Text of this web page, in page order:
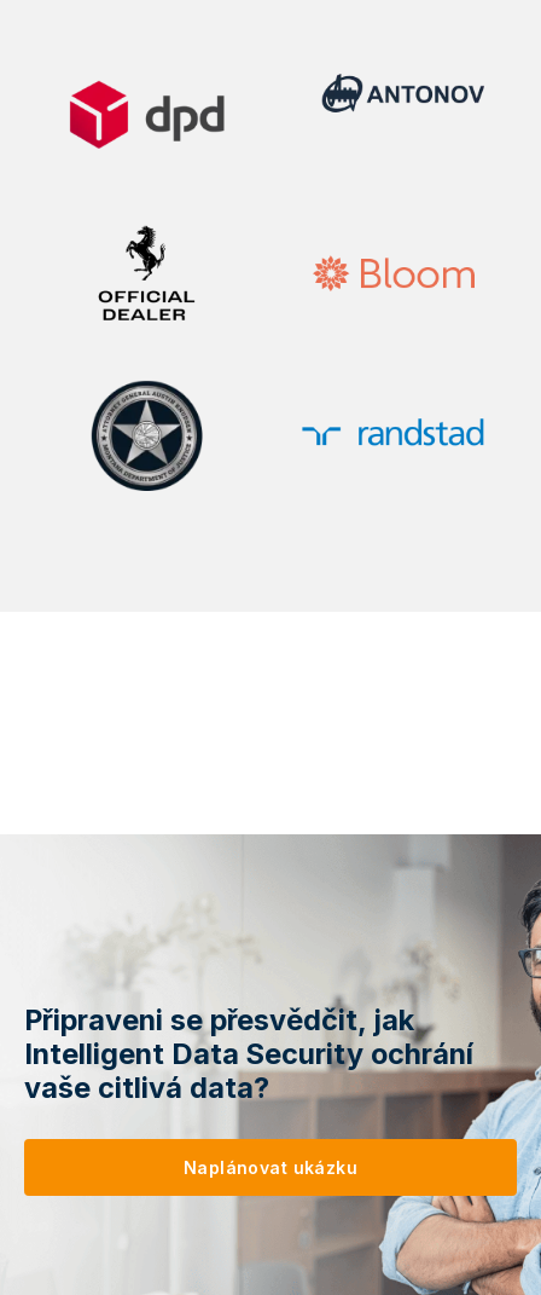
Připraveni se přesvědčit, jak
Intelligent Data Security ochrání
vaše citlivá data?
Naplánovat ukázku